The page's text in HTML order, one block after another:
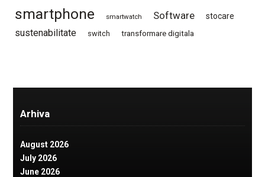
smartphone smartwatch Software stocare
sustenabilitate switch transformare digitala
Arhiva
August 2026
July 2026
June 2026